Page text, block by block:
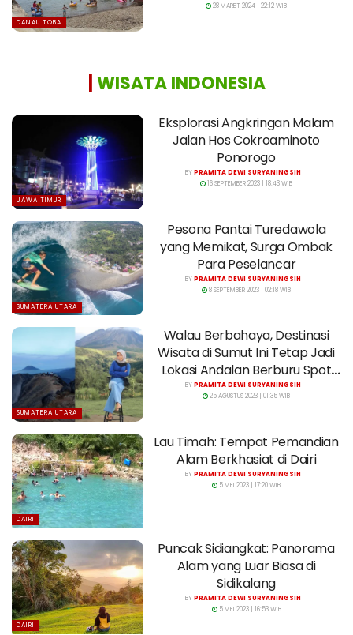
DANAU TOBA
28 MARET 2024 | 22:12 WIB
WISATA INDONESIA
JAWA TIMUR
Eksplorasi Angkringan Malam
Jalan Hos Cokroaminoto
Ponorogo
BYPRAMITA DEWI SURYANINGSIH
16 SEPTEMBER 2023 | 18:43 WIB
SUMATERA UTARA
Pesona Pantai Turedawola
yang Memikat, Surga Ombak
Para Peselancar
BYPRAMITA DEWI SURYANINGSIH
8 SEPTEMBER 2023 | 02:18 WIB
SUMATERA UTARA
Walau Berbahaya, Destinasi
Wisata di Sumut Ini Tetap Jadi
Lokasi Andalan Berburu Spot
Foto
BYPRAMITA DEWI SURYANINGSIH
25 AGUSTUS 2023 | 01:35 WIB
DAIRI
Lau Timah: Tempat Pemandian
Alam Berkhasiat di Dairi
BYPRAMITA DEWI SURYANINGSIH
5 MEI 2023 | 17:20 WIB
DAIRI
Puncak Sidiangkat: Panorama
Alam yang Luar Biasa di
Sidikalang
BYPRAMITA DEWI SURYANINGSIH
5 MEI 2023 | 16:53 WIB